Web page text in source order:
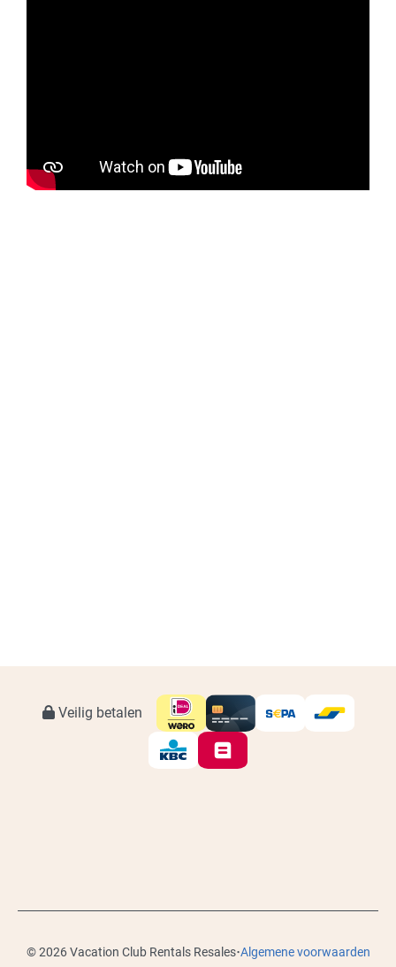
Veilig betalen
© 2026 Vacation Club Rentals Resales·Algemene voorwaarden